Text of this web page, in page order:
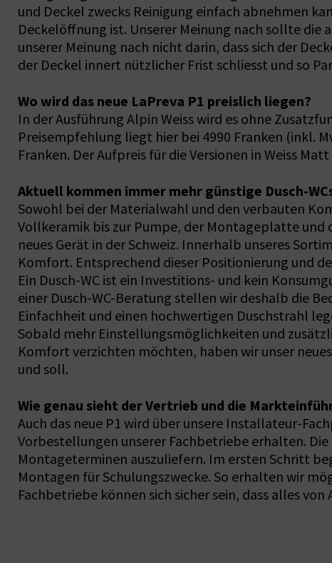
und Deckel zwecks Reinigung einfach abnehmen
Deckelöffnung ist. Unserer Meinung nach sollte
unserer Meinung nach nicht darin, dass sich der
der Deckel innert nützlicher Frist schliesst und so
Wo wird das neue LaPreva P1 preislich liegen?
In der Ausführung Alpin Weiss wird es ohne
Preisempfehlung liegt hier bei 4990 Franken (inkl.
Franken. Der Aufpreis für die Versionen in Weiss
Aktuell kommen immer mehr günstige Dusch-
Sowohl bei der Materialwahl und den verbauten
Vollkeramik bis zur Pumpe, der Montageplatte
neues Gerät in der Schweiz. Innerhalb unseres
Komfort. Entsprechend dieser Positionierung und
Ein Dusch-WC ist ein Investitions- und kein
einer Dusch-WC-Beratung stellen wir deshalb die
Einfachheit und einen hochwertigen Duschstrahl
Sobald mehr Einstellungsmöglichkeiten und
Komfort verzichten möchten, haben wir unser
und soll.
Wie genau sieht der Vertrieb und die
Auch das neue P1 wird über unsere Installateur-
Vorbestellungen unserer Fachbetriebe erhalten.
Montageterminen auszuliefern. Im ersten Schritt
Montagen für Schulungszwecke. So erhalten wir
Fachbetriebe können sich sicher sein, dass alles